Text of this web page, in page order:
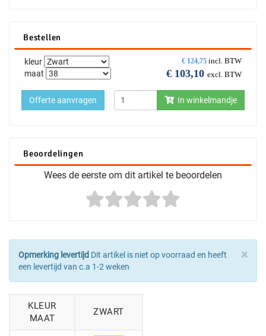
Bestellen
€ 124,75 incl. BTW
€ 103,10 excl. BTW
kleur
maat
In winkelmandje
Offerte aanvragen
Beoordelingen
Wees de eerste om dit artikel te beoordelen
×
Opmerking levertijd Dit artikel is niet op voorraad en heeft
een levertijd van c.a 1-2 weken
KLEUR
MAAT
ZWART